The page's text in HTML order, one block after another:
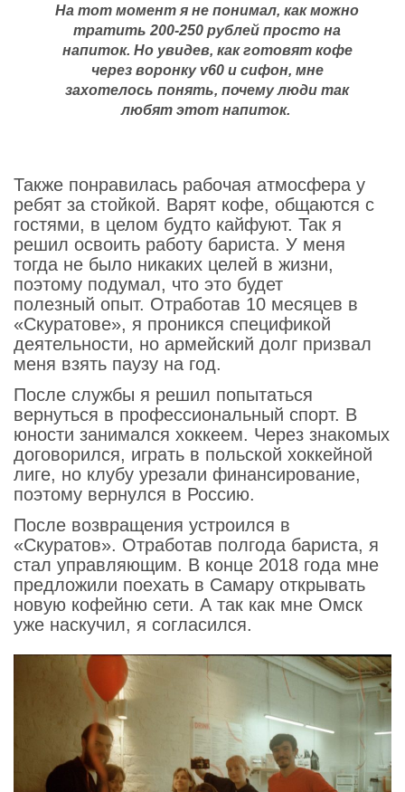
На тот момент я не понимал, как можно
тратить 200-250 рублей просто на
напиток. Но увидев, как готовят кофе
через воронку v60 и сифон, мне
захотелось понять, почему люди так
любят этот напиток.
Также понравилась рабочая атмосфера у
ребят за стойкой. Варят кофе, общаются с
гостями, в целом будто кайфуют. Так я
решил освоить работу бариста. У меня
тогда не было никаких целей в жизни,
поэтому подумал, что это будет
полезный опыт. Отработав 10 месяцев в
«Скуратове», я проникся спецификой
деятельности, но армейский долг призвал
меня взять паузу на год.
После службы я решил попытаться
вернуться в профессиональный спорт. В
юности занимался хоккеем. Через знакомых
договорился, играть в польской хоккейной
лиге, но клубу урезали финансирование,
поэтому вернулся в Россию.
После возвращения устроился в
«Скуратов». Отработав полгода бариста, я
стал управляющим. В конце 2018 года мне
предложили поехать в Самару открывать
новую кофейню сети. А так как мне Омск
уже наскучил, я согласился.